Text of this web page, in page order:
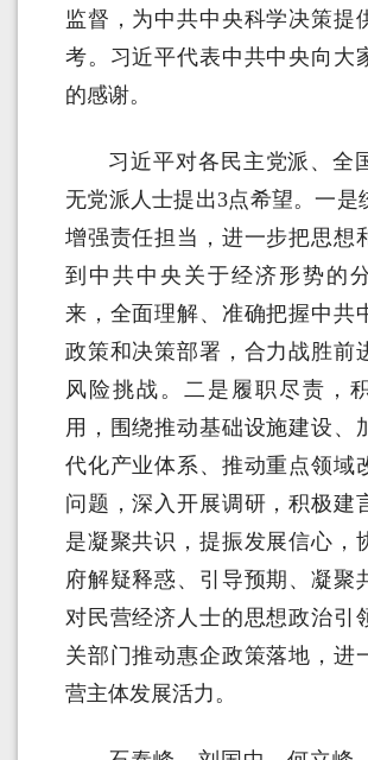
监督，为中共中央科学决策提
考。习近平代表中共中央向大
的感谢。
习近平对各民主党派、全
无党派人士提出3点希望。一是
增强责任担当，进一步把思想
到中共中央关于经济形势的
来，全面理解、准确把握中共
政策和决策部署，合力战胜前
风险挑战。二是履职尽责，
用，围绕推动基础设施建设、
代化产业体系、推动重点领域
问题，深入开展调研，积极建
是凝聚共识，提振发展信心，
府解疑释惑、引导预期、凝聚
对民营经济人士的思想政治引
关部门推动惠企政策落地，进
营主体发展活力。